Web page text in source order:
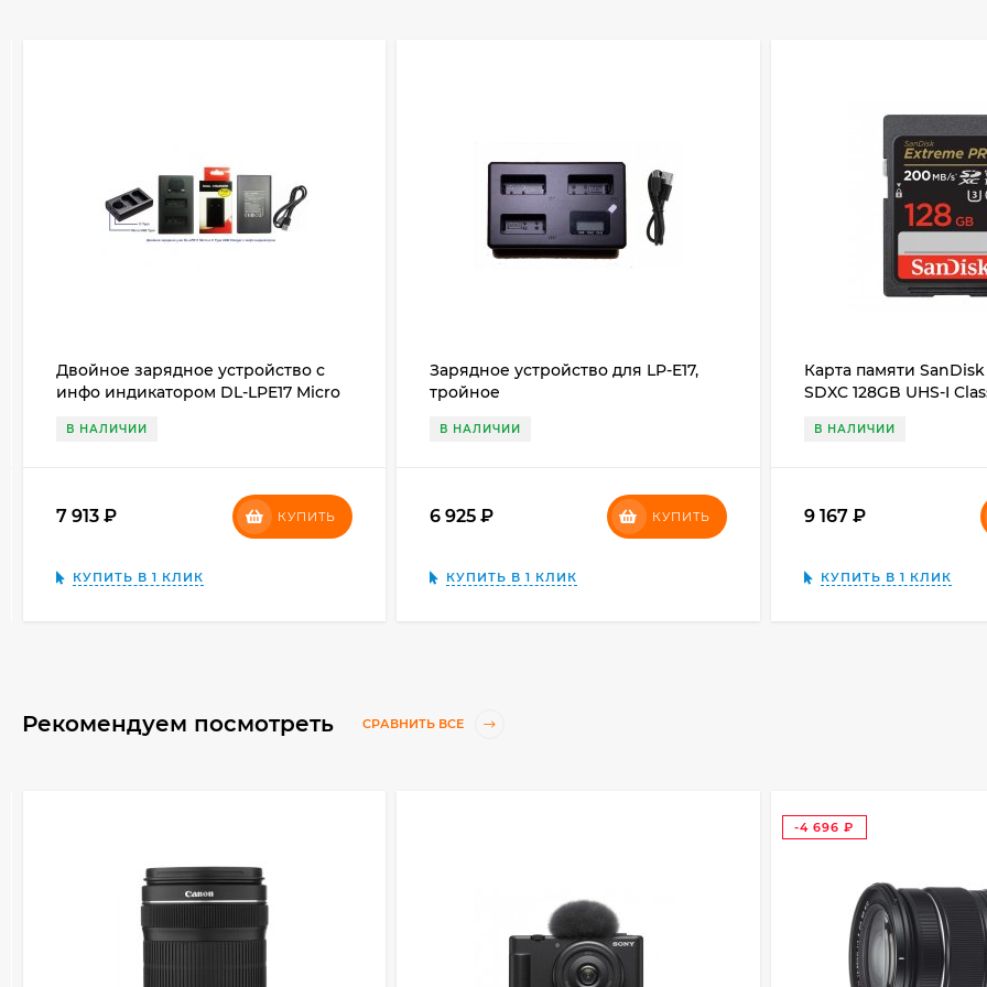
Двойное зарядное устройство с
инфо индикатором DL-LPE17 Micro
В НАЛИЧИИ
7 913 ₽ КУПИТЬ
КУПИТЬ В 1 КЛИК
Зарядное устройство для LP-E17,
тройное
В НАЛИЧИИ
6 925 КУПИТЬ
КУПИТЬ В 1 КЛИК
Карта памяти
SDXC 128GB UHS-I
В НАЛИЧИИ
9 167 ₽
КУПИТЬ В 1 КЛИК
Рекомендуем посмотреть СРАВНИТЬ ВСЕ
-4 696